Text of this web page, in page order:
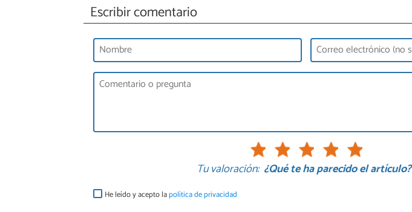
Escribir comentario
Tu valoración: ¿Qué te ha parecido el artículo?
He leído y acepto lapolítica de privacidad